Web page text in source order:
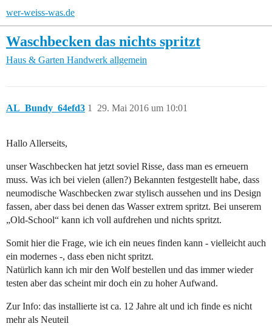
wer-weiss-was.de
Waschbecken das nichts spritzt
Haus & Garten Handwerk allgemein
AL_Bundy_64efd3 29. Mai 2016 um 10:01
1
Hallo Allerseits,
unser Waschbecken hat jetzt soviel Risse, dass man es erneuern
muss. Was ich bei vielen (allen?) Bekannten festgestellt habe, dass
neumodische Waschbecken zwar stylisch aussehen und ins Design
fassen, aber dass bei denen das Wasser extrem spritzt. Bei unserem
„Old-School“ kann ich voll aufdrehen und nichts spritzt.
Somit hier die Frage, wie ich ein neues finden kann - vielleicht auch
ein modernes -, dass eben nicht spritzt.
Natürlich kann ich mir den Wolf bestellen und das immer wieder
testen aber das scheint mir doch ein zu hoher Aufwand.
Zur Info: das installierte ist ca. 12 Jahre alt und ich finde es nicht
mehr als Neuteil